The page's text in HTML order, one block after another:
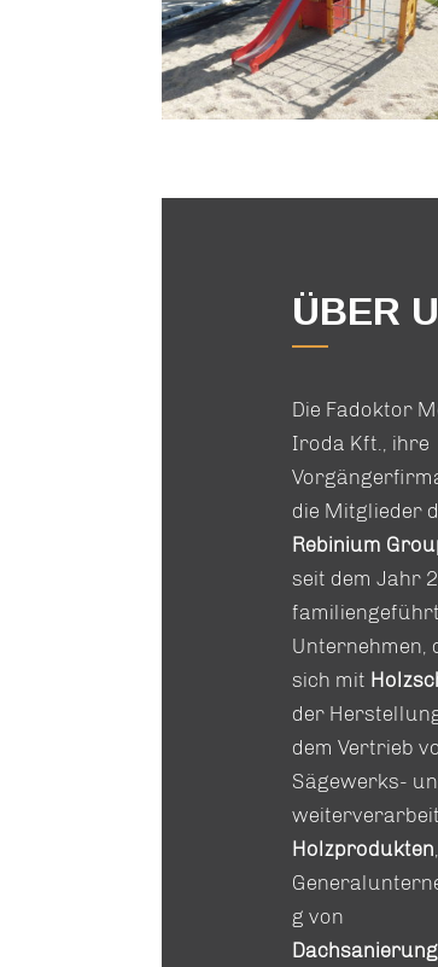
ÜBER
Die Fadoktor
Iroda Kft., ihre
die Mitglieder
Rebinium
seit dem Jahr
Unternehmen,
sich mit
der
dem Vertrieb
Sägewerks-
Holzprodukten
g von